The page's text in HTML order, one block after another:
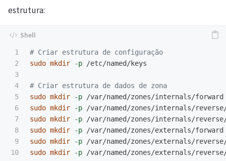
estrutura:
1
2
3
4
5
6
7
8
9
# Criar estrutura de configuração
sudo mkdir
-p /etc/named/keys
# Criar estrutura de dados de zona
sudo mkdir
-p
sudo mkdir
-p
sudo mkdir
-p
sudo mkdir
-p
sudo mkdir
-p
sudo mkdir
-p